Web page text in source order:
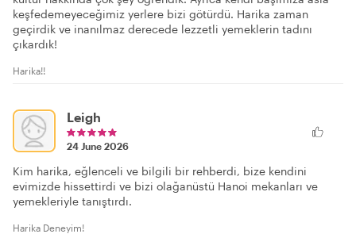
keşfedemeyeceğimiz yerlere bizi götürdü. Harika zaman
geçirdik ve inanılmaz derecede lezzetli yemeklerin tadını
çıkardık!
Harika!!
Leigh
24 June 2026
Kim harika, eğlenceli ve bilgili bir rehberdi, bize kendini
evimizde hissettirdi ve bizi olağanüstü Hanoi mekanları ve
yemekleriyle tanıştırdı.
Harika Deneyim!